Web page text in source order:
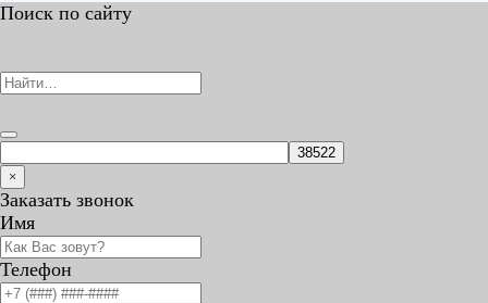
Поиск по сайту
×
Заказать звонок
Имя
Телефон